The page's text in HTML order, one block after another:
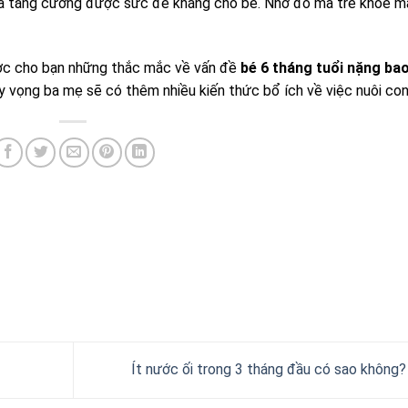
cho bạn những thắc mắc về vấn đề bé 6 tháng tuổi nặng bao
vọng ba mẹ sẽ có thêm nhiều kiến thức bổ ích về việc nuôi
Ít nước ối trong 3 tháng đầu có sao không?